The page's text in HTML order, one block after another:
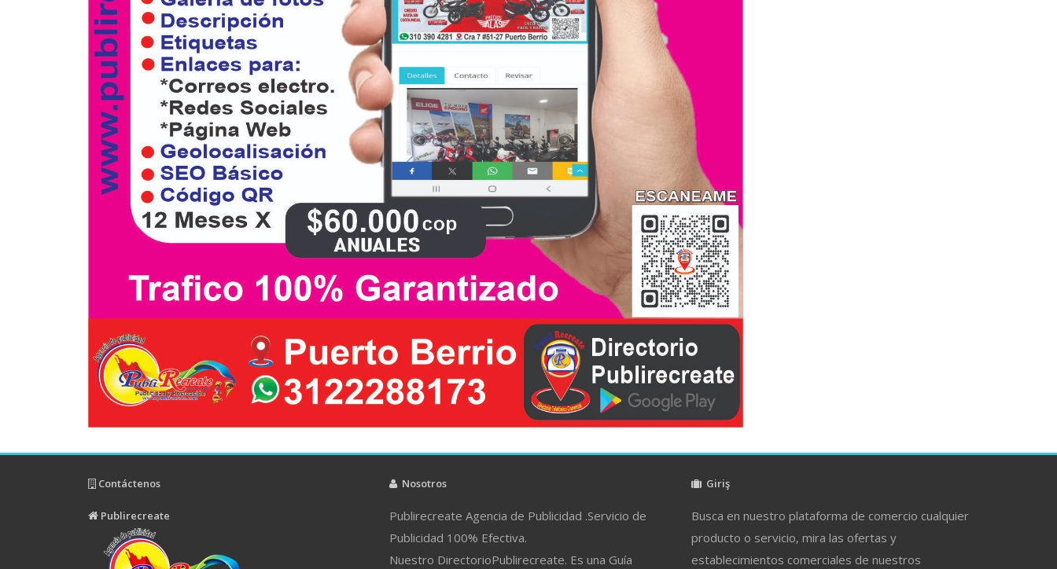
Contáctenos
Publirecreate
Nosotros
Publirecreate Agencia de Publicidad .Servicio de
Publicidad 100% Efectiva.
Nuestro DirectorioPublirecreate. Es una Guía
Giriş
Busca en nuestro plataforma de comercio cualquier
producto o servicio, mira las ofertas y
establecimientos comerciales de nuestros